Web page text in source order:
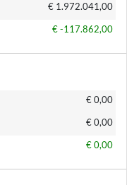
€ 1.972.041,00
€ -117.862,00
€ 0,00
€ 0,00
€ 0,00